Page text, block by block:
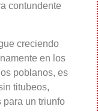
contundente
creciendo
en los
poblanos, es
titubeos,
para un triunfo